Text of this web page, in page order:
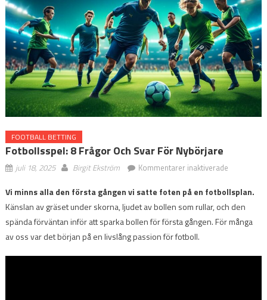
FOOTBALL BETTING
Fotbollsspel: 8 Frågor Och Svar För Nybörjare
juli 18, 2025 Birgit Ekström Kommentarer inaktiveradeför
8
frågor
och
Vi minns alla den första gången vi satte foten på en fotbollsplan.
Känslan av gräset under skorna, ljudet av bollen som rullar, och den
spända förväntan inför att sparka bollen för första gången. För många
av oss var det början på en livslång passion för fotboll.